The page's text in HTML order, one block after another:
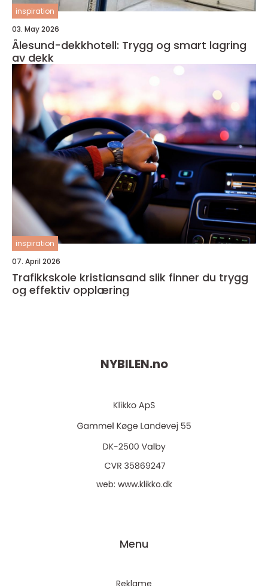
inspiration
03. May 2026
Ålesund-dekkhotell: Trygg og smart lagring
av dekk
inspiration
07. April 2026
Trafikkskole kristiansand slik finner du trygg
og effektiv opplæring
NYBILEN.no
web: www.klikko.dk
Menu
Reklame